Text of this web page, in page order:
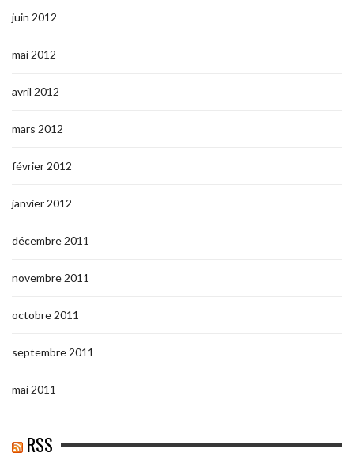
juin 2012
mai 2012
avril 2012
mars 2012
février 2012
janvier 2012
décembre 2011
novembre 2011
octobre 2011
septembre 2011
mai 2011
RSS